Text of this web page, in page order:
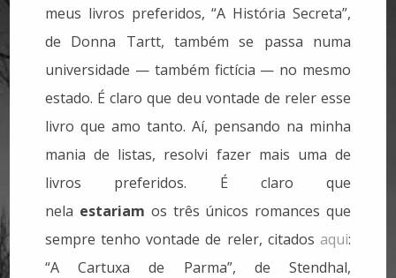
meus livros preferidos, “A História Secreta”,
de Donna Tartt, também se passa numa
universidade — também fictícia — no mesmo
estado. É claro que deu vontade de reler esse
livro que amo tanto. Aí, pensando na minha
mania de listas, resolvi fazer mais uma de
livros preferidos. É claro que
nela estariam os três únicos romances que
sempre tenho vontade de reler, citados aqui:
“A Cartuxa de Parma”, de Stendhal,